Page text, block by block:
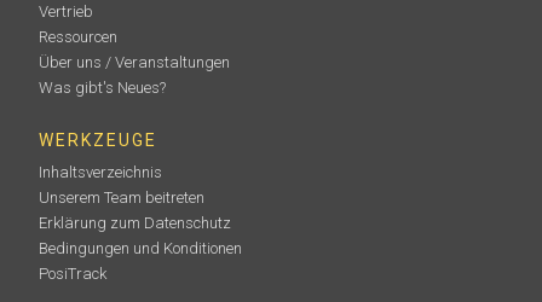
Vertrieb
Ressourcen
Über uns / Veranstaltungen
Was gibt's Neues?
WERKZEUGE
Inhaltsverzeichnis
Unserem Team beitreten
Erklärung zum Datenschutz
Bedingungen und Konditionen
PosiTrack